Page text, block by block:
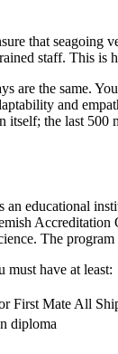
that seagoing
staff. This is
are the same.
and
itself; the last 500
an educational
The
must have at least:
First Mate All
diploma